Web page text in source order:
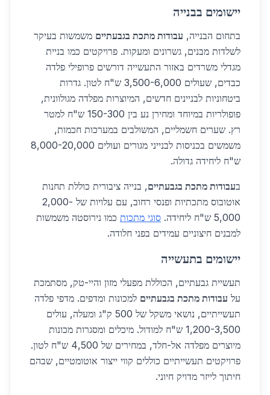
יישומים בבנייה
בתחום הבנייה, עבודות מתכת בגבעתיים משמשות בעיקר
לשלדות מבנים, גשרונים ומעקות. פרויקטים כמו בניית
מגדלי משרדים באזור התעשייה דורשים פרופילי פלדה
כבדים, שעולים 3,500-6,000 ש"ח לטון. גדרות
ביטחוניות לבניינים חדשים, המיוצרות מפלדה מגולוונית,
פופולריות במיוחד ומחירן נע בין 150-300 ש"ח למטר
רץ. שערים חשמליים, המשולבים במערכות חכמות,
משמשים בכניסות לבנייני מגורים ועולים 8,000-20,000
ש"ח ליחידה גדולה.
בעבודות מתכת בגבעתיים, בנייה ציבורית כוללת תחנות
אוטובוס מתכתיות ופנסי רחוב, עם עלויות של 2,000-
5,000 ש"ח ליחידה.
סוגי מתכות כמו נירוסטה משמשות
למבנים חיצוניים עמידים בפני חלודה.
יישומים בתעשייה
תעשיית גבעתיים, הכוללת מפעלי מזון והיי-טק, מסתמכת
על עבודות מתכת בגבעתיים למכונות ומדפים. מדפי פלדה
תעשייתיים, נושאי משקל של 500 ק"ג ומעלה, עולים
1,200-3,500 ש"ח למודול. מיכלים ומסגרות מכונות
מיוצרים מפלדה אל-חלד, במחירים של 4,500 ש"ח לטון.
פרויקטים תעשייתיים כוללים קווי ייצור אוטומטיים, שבהם
חיתוך לייזר מדויק חיוני.